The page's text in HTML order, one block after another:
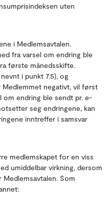
uten
i Medlemsavtalen.
fra varsel om endring ble
første månedsskifte.
i punkt 7.5), og
Medlemmet negativt, vil først
om endring ble sendt pr. e-
seg endringene, kan
inntreffer i samsvar
medlemskapet for en viss
umiddelbar virkning, dersom
Som